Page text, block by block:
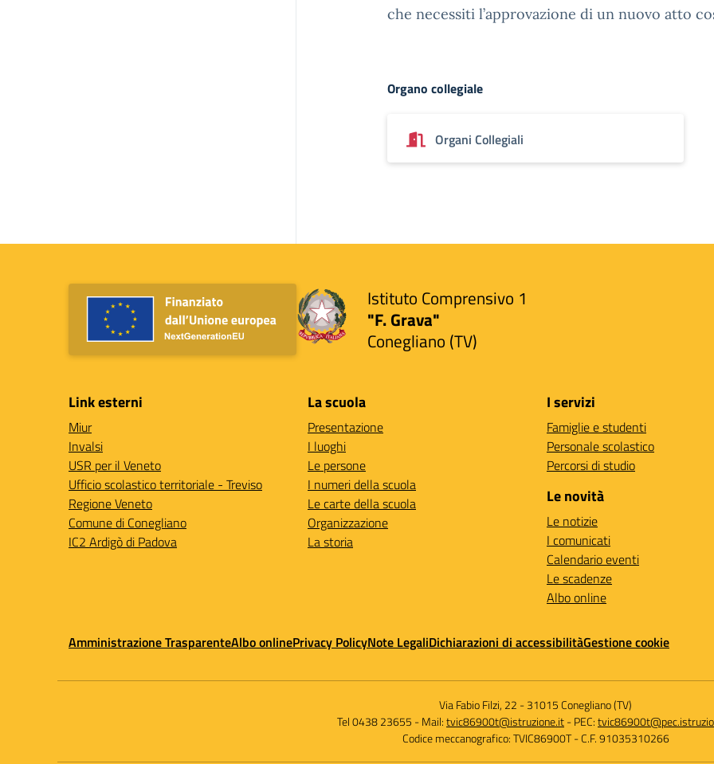
che necessiti l’approvazione di un nuovo atto
Organo collegiale
Organi Collegiali
Istituto Comprensivo 1
"F. Grava"
Conegliano (TV)
Link esterni
Miur
Invalsi
USR per il Veneto
Ufficio scolastico territoriale - Treviso
Regione Veneto
Comune di Conegliano
IC2 Ardigò di Padova
La scuola
Presentazione
I luoghi
Le persone
I numeri della scuola
Le carte della scuola
Organizzazione
La storia
I servizi
Famiglie e studenti
Personale scolastico
Percorsi di studio
Le novità
Le notizie
I comunicati
Calendario eventi
Le scadenze
Albo online
Amministrazione TrasparenteAlbo onlinePrivacy PolicyNote LegaliDichiarazioni di accessibilitàGestione cookie
Via Fabio Filzi, 22 -31015 Conegliano (TV)
Tel 0438 23655 - Mail:tvic86900t@istruzione.it- PEC:
Codice meccanografico: TVIC86900T - C.F. 91035310266